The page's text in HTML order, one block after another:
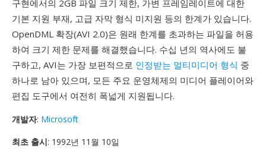
구현에서의 2GB 파일 크기 제한, 가변 프레임레이트에 대한
기본 지원 부재, 고급 자막 형식 미지원 등의 한계가 있습니다.
OpenDML 확장(AVI 2.0)은 원래 한계를 초과하는 파일을 허용
하여 크기 제한 문제를 해결했습니다. 수십 년의 역사에도 불
구하고, AVI는 가장 보편적으로 인정받는 멀티미디어 형식 중
하나로 남아 있으며, 모든 주요 운영체제의 미디어 플레이어와
편집 도구에서 여전히 폭넓게 지원됩니다.
개발자: Microsoft
최초 출시: 1992년 11월 10일